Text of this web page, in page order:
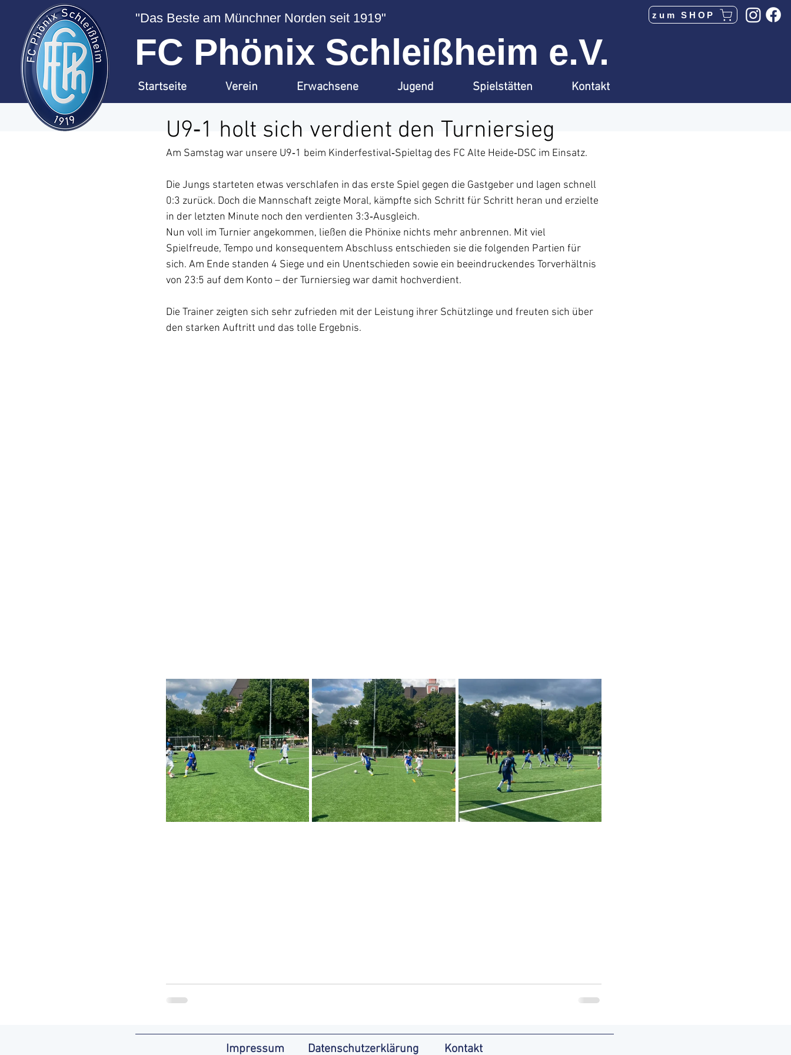
zum SHOP
"Das Beste am Münchner Norden seit 1919"
FC Phönix Schleißheim e.V.
Startseite Verein Erwachsene Jugend Spielstätten Kontakt
U9‑1 holt sich verdient den Turniersieg
Am Samstag war unsere U9‑1 beim Kinderfestival‑Spieltag des FC Alte Heide‑DSC im Einsatz.
Die Jungs starteten etwas verschlafen in das erste Spiel gegen die Gastgeber und lagen schnell
0:3 zurück. Doch die Mannschaft zeigte Moral, kämpfte sich Schritt für Schritt heran und erzielte
in der letzten Minute noch den verdienten 3:3‑Ausgleich.
Nun voll im Turnier angekommen, ließen die Phönixe nichts mehr anbrennen. Mit viel
Spielfreude, Tempo und konsequentem Abschluss entschieden sie die folgenden Partien für
sich. Am Ende standen 4 Siege und ein Unentschieden sowie ein beeindruckendes Torverhältnis
von 23:5 auf dem Konto – der Turniersieg war damit hochverdient.
Die Trainer zeigten sich sehr zufrieden mit der Leistung ihrer Schützlinge und freuten sich über
den starken Auftritt und das tolle Ergebnis.
Impressum Datenschutzerklärung Kontakt